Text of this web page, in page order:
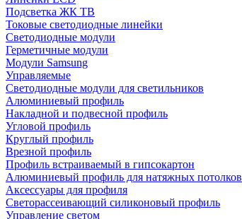
Подсветка ЖК ТВ
Токовые светодиодные линейки
Светодиодные модули
Герметичные модули
Модули Samsung
Управляемые
Светодиодные модули для светильников
Алюминиевый профиль
Накладной и подвесной профиль
Угловой профиль
Круглый профиль
Врезной профиль
Профиль встраиваемый в гипсокартон
Алюминиевый профиль для натяжных потолков
Аксессуары для профиля
Светорассеивающий силиконовый профиль
Управление светом